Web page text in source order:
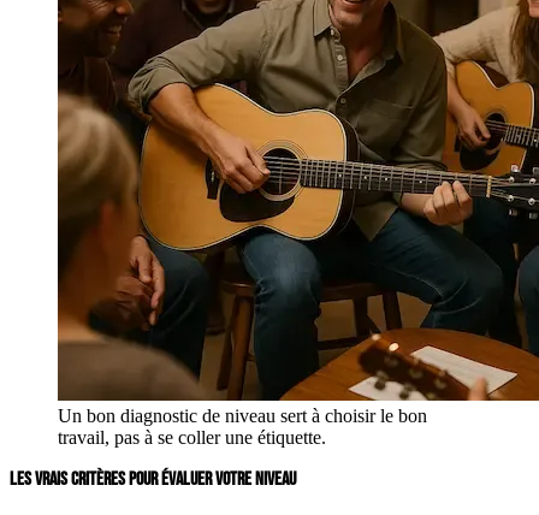
Un bon diagnostic de niveau sert à choisir le bon
travail, pas à se coller une étiquette.
LES VRAIS CRITÈRES POUR ÉVALUER VOTRE NIVEAU